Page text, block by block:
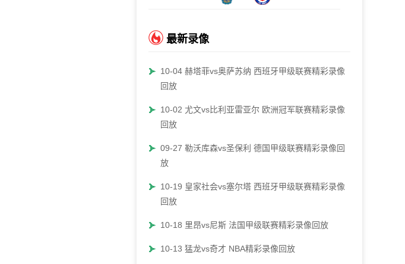
最新录像
10-04 赫塔菲vs奥萨苏纳 西班牙甲级联赛精彩录像
回放
10-02 尤文vs比利亚雷亚尔 欧洲冠军联赛精彩录像
回放
09-27 勒沃库森vs圣保利 德国甲级联赛精彩录像回
放
10-19 皇家社会vs塞尔塔 西班牙甲级联赛精彩录像
回放
10-18 里昂vs尼斯 法国甲级联赛精彩录像回放
10-13 猛龙vs奇才 NBA精彩录像回放